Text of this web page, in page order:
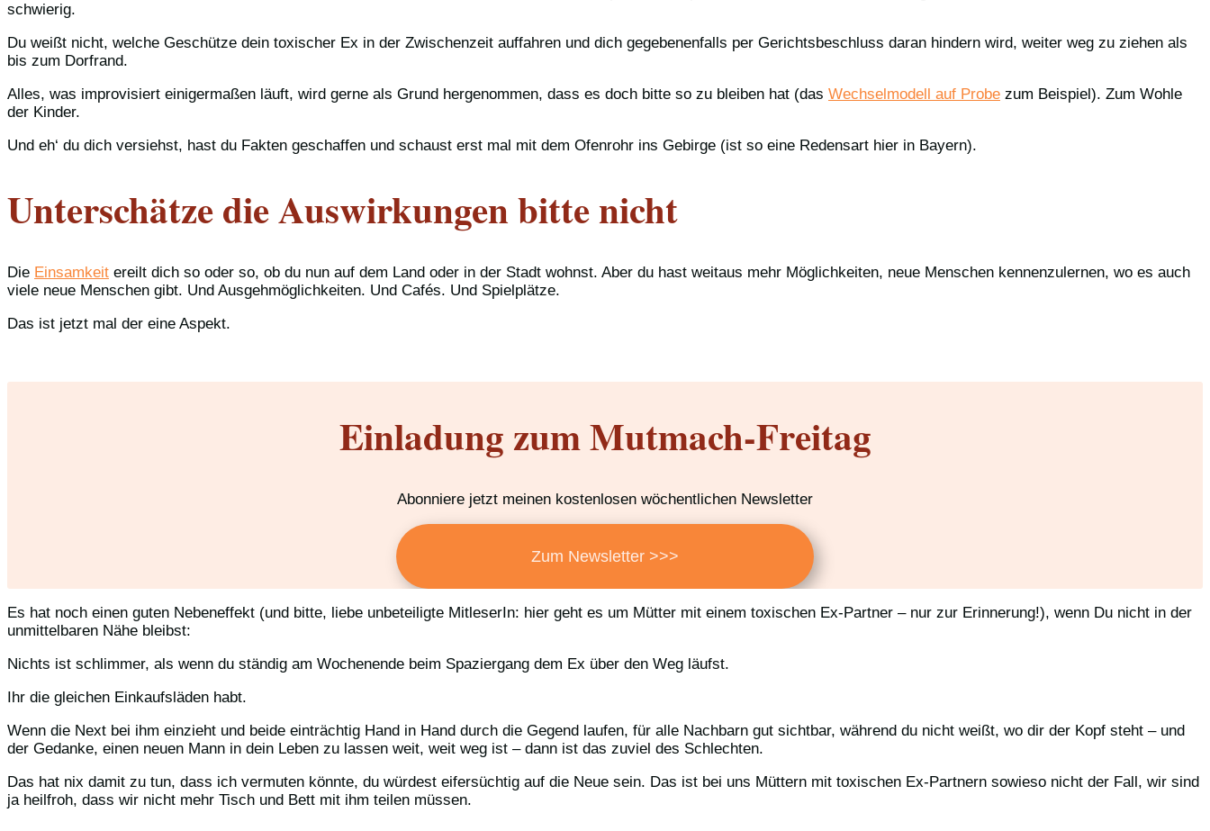
schwierig.
Du weißt nicht, welche Geschütze dein toxischer Ex in der Zwischenzeit auffahren und dich gegebenenfalls per Gerichtsbeschluss daran hindern wird, weiter weg zu ziehen als
bis zum Dorfrand.
Alles, was improvisiert einigermaßen läuft, wird gerne als Grund hergenommen, dass es doch bitte so zu bleiben hat (das Wechselmodell auf Probe zum Beispiel). Zum Wohle
der Kinder.
Und eh‘ du dich versiehst, hast du Fakten geschaffen und schaust erst mal mit dem Ofenrohr ins Gebirge (ist so eine Redensart hier in Bayern).
Unterschätze die Auswirkungen bitte nicht
Die Einsamkeit ereilt dich so oder so, ob du nun auf dem Land oder in der Stadt wohnst. Aber du hast weitaus mehr Möglichkeiten, neue Menschen kennenzulernen, wo es auch
viele neue Menschen gibt. Und Ausgehmöglichkeiten. Und Cafés. Und Spielplätze.
Das ist jetzt mal der eine Aspekt.
Einladung zum Mutmach-Freitag
Abonniere jetzt meinen kostenlosen wöchentlichen Newsletter
Zum Newsletter >>>
Es hat noch einen guten Nebeneffekt (und bitte, liebe unbeteiligte MitleserIn: hier geht es um Mütter mit einem toxischen Ex-Partner – nur zur Erinnerung!), wenn Du nicht in der
unmittelbaren Nähe bleibst:
Nichts ist schlimmer, als wenn du ständig am Wochenende beim Spaziergang dem Ex über den Weg läufst.
Ihr die gleichen Einkaufsläden habt.
Wenn die Next bei ihm einzieht und beide einträchtig Hand in Hand durch die Gegend laufen, für alle Nachbarn gut sichtbar, während du nicht weißt, wo dir der Kopf steht – und
der Gedanke, einen neuen Mann in dein Leben zu lassen weit, weit weg ist – dann ist das zuviel des Schlechten.
Das hat nix damit zu tun, dass ich vermuten könnte, du würdest eifersüchtig auf die Neue sein. Das ist bei uns Müttern mit toxischen Ex-Partnern sowieso nicht der Fall, wir sind
ja heilfroh, dass wir nicht mehr Tisch und Bett mit ihm teilen müssen.